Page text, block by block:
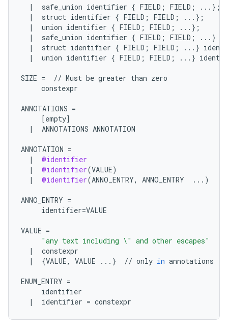
|
safe_union identifier { FIELD ; FIELD ; ... };
|
struct identifier { FIELD ; FIELD ; ... };
|
union identifier { FIELD ; FIELD ; ... };
|
safe_union identifier { FIELD ; FIELD ; ... }
|
struct identifier { FIELD ; FIELD ; ... }
|
union identifier { FIELD ; FIELD ; ... }
SIZE = // Must be greater than zero
constexpr
ANNOTATIONS =
[empty]
|
ANNOTATIONS ANNOTATION
ANNOTATION =
|
@identifier
|
@identifier(VALUE)
|
@identifier(ANNO_ENTRY, ANNO_ENTRY ... )
ANNO_ENTRY =
identifier=VALUE
VALUE =
"any text including \" and other escapes"
|
constexpr
|
{VALUE, VALUE ... } // only in annotations
ENUM_ENTRY =
identifier
|
identifier = constexpr